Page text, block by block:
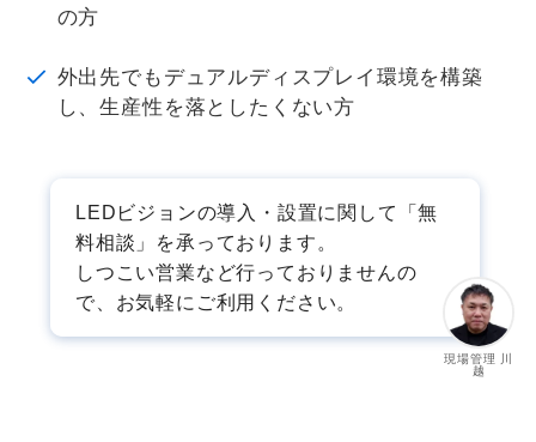
の方
外出先でもデュアルディスプレイ環境を構築
し、生産性を落としたくない方
現場管理 川
越
LEDビジョンの導入・設置に関して「無
料相談」を承っております。
しつこい営業など行っておりませんの
で、お気軽にご利用ください。